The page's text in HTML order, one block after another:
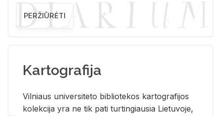
PERŽIŪRĖTI
Kartografija
Vil­niaus uni­ver­si­te­to bi­b­lio­te­kos kar­to­gra­fi­jos
ko­lek­ci­ja yra ne tik pati tur­tin­giau­sia Lie­tu­vo­je,